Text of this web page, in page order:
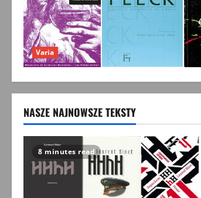
Varia
NASZE NAJNOWSZE TEKSTY
8 minutes read